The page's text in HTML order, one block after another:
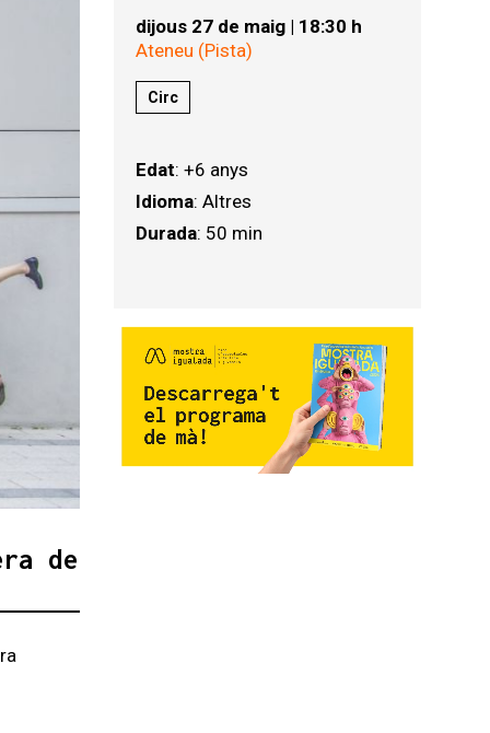
dijous 27 de maig | 18:30 h
Ateneu (Pista)
Circ
Edat: +6 anys
Idioma: Altres
Durada: 50 min
de